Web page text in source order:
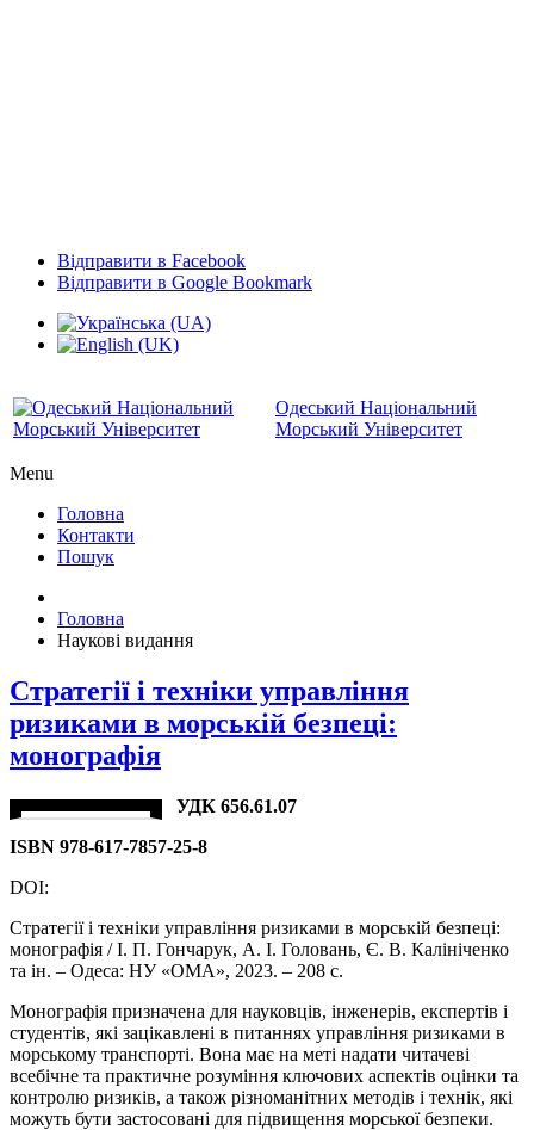
Відправити в Facebook
Відправити в Google Bookmark
Одеський Національний
Морський Університет
Menu
Головна
Контакти
Пошук
Головна
Наукові видання
Стратегії і техніки управління
ризиками в морській безпеці:
монографія
УДК 656.61.07
ISBN 978-617-7857-25-8
DOI:
Стратегії і техніки управління ризиками в морській безпеці:
монографія / І. П. Гончарук, А. І. Головань, Є. В. Калініченко
та ін. – Одеса: НУ «ОМА», 2023. – 208 с.
Монографія призначена для науковців, інженерів, експертів і
студентів, які зацікавлені в питаннях управління ризиками в
морському транспорті. Вона має на меті надати читачеві
всебічне та практичне розуміння ключових аспектів оцінки та
контролю ризиків, а також різноманітних методів і технік, які
можуть бути застосовані для підвищення морської безпеки.